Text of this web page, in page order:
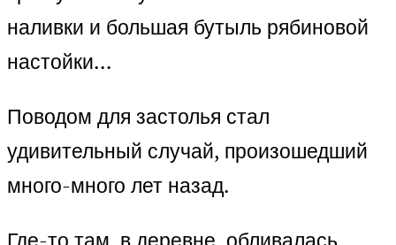
наливки и большая бутыль рябиновой
настойки…
Поводом для застолья стал
удивительный случай, произошедший
много-много лет назад.